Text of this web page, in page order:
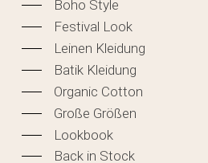
Boho Style
Festival Look
Leinen Kleidung
Batik Kleidung
Organic Cotton
Große Größen
Lookbook
Back in Stock